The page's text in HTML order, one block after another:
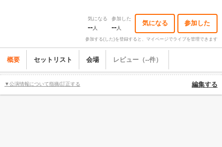
気になる
--人
参加した
--人
気になる 参加した
参加する(した)を登録すると、マイページでライブを管理できます
概要 セットリスト 会場 レビュー（--件）
▼公演情報について指摘/訂正する 編集する